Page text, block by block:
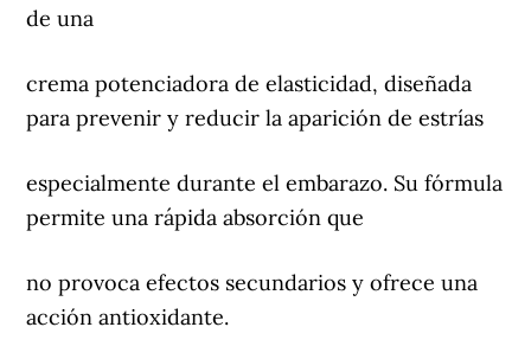
de una
crema potenciadora de elasticidad, diseñada
para prevenir y reducir la aparición de estrías
especialmente durante el embarazo. Su fórmula
permite una rápida absorción que
no provoca efectos secundarios y ofrece una
acción antioxidante.